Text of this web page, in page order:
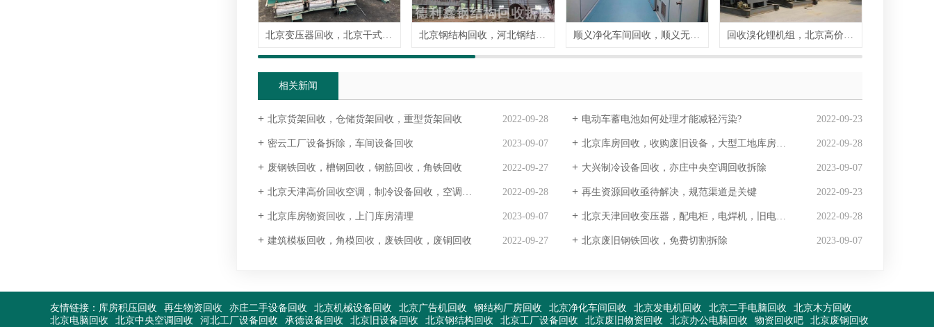
北京变压器回收，北京干式变压器回收 北京钢结构回收，河北钢结构厂房回收 顺义净化车间回收，顺义无菌车间回收 回收溴化锂机组，北京高价回收溴化锂
相关新闻
北京货架回收，仓储货架回收，重型货架回收 2022-09-28 电动车蓄电池如何处理才能减轻污染? 2022-09-23
密云工厂设备拆除，车间设备回收 2023-09-07 北京库房回收，收购废旧设备，大型工地库房回收 2022-09-28
废钢铁回收，槽钢回收，钢筋回收，角铁回收 2022-09-27 大兴制冷设备回收，亦庄中央空调回收拆除 2023-09-07
北京天津高价回收空调，制冷设备回收，空调机组回收 2022-09-28 再生资源回收亟待解决，规范渠道是关键 2022-09-23
北京库房物资回收，上门库房清理 2023-09-07 北京天津回收变压器，配电柜，电焊机，旧电机回收 2022-09-28
建筑模板回收，角模回收，废铁回收，废铜回收 2022-09-27 北京废旧钢铁回收，免费切割拆除 2023-09-07
友情链接： 库房积压回收 再生物资回收 亦庄二手设备回收 北京机械设备回收 北京广告机回收 钢结构厂房回收 北京净化车间回收 北京发电机回收 北京二手电脑回收
北京木方回收
北京电脑回收
北京中央空调回收 河北工厂设备回收 承德设备回收 北京旧设备回收 北京钢结构回收 北京工厂设备回收 北京废旧物资回收 北京办公电脑回收 物资回收吧 北京废钢回收